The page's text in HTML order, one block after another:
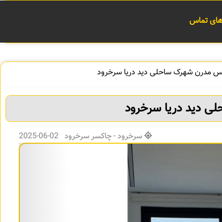
های تماس
مدرن شهرک ساحلی دید دریا سرخرود
دید دریا سرخرود
سرخرود - چاکسر سرخرود 02-06-2025